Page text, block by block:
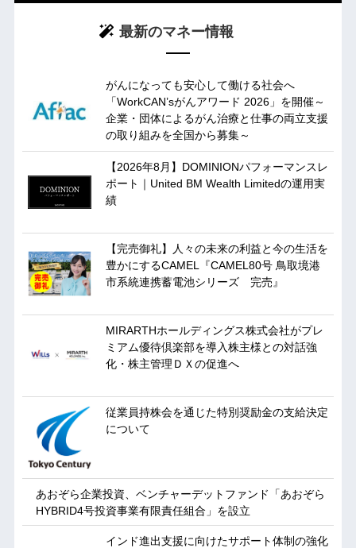
最新のマネー情報
がんになっても安心して働ける社会へ
「WorkCAN’sがんアワード 2026」を開催～
企業・団体によるがん治療と仕事の両立支援
の取り組みを全国から募集～
【2026年8月】DOMINIONパフォーマンスレ
ポート｜United BM Wealth Limitedの運用実
績
【完売御礼】人々の未来の利益と今の生活を
豊かにするCAMEL『CAMEL80号 鳥取境港
市系統連携蓄電池シリーズ 完売』
MIRARTHホールディングス株式会社がプレ
ミアム優待倶楽部を導入株主様との対話強
化・株主管理ＤＸの促進へ
従業員持株会を通じた特別奨励金の支給決定
について
あおぞら企業投資、ベンチャーデットファンド「あおぞら
HYBRID4号投資事業有限責任組合」を設立
インド進出支援に向けたサポート体制の強化